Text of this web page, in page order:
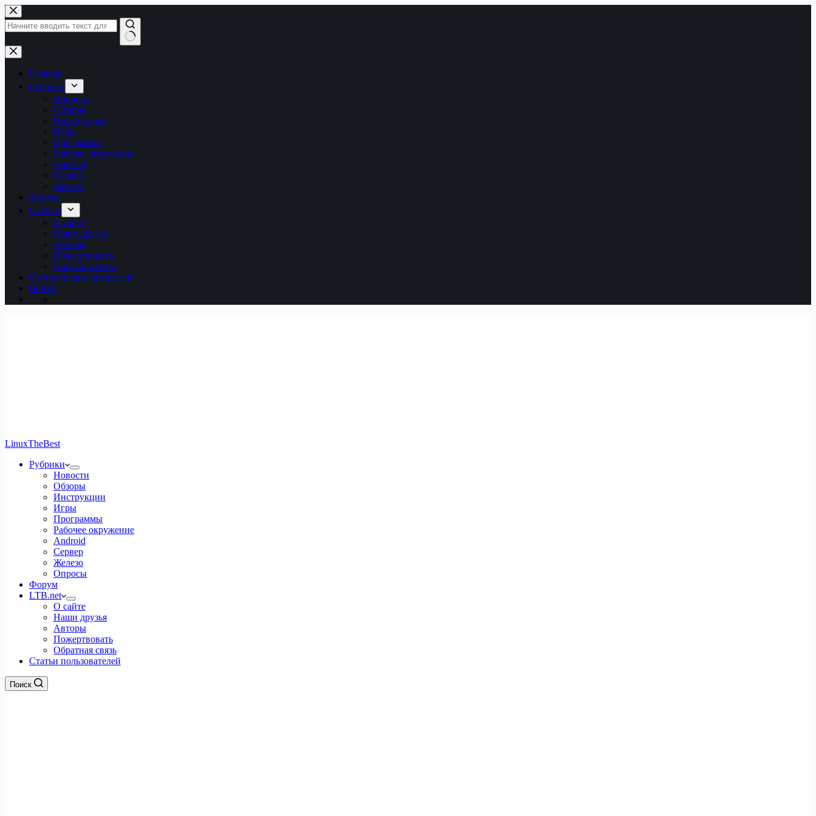
Перейти
к
сути
Ничего
не
найденоГлавная
Рубрики
Новости
Обзоры
Инструкции
Игры
Программы
Рабочее окружение
Android
Сервер
Железо
Форум
LTB.net
О сайте
Наши друзья
Авторы
Пожертвовать
Обратная связь
Статьи наших читателей
Войти
LinuxTheBest
Рубрики
Новости
Обзоры
Инструкции
Игры
Программы
Рабочее окружение
Android
Сервер
Железо
Опросы
Форум
LTB.net
О сайте
Наши друзья
Авторы
Пожертвовать
Обратная связь
Статьи пользователей
Поиск